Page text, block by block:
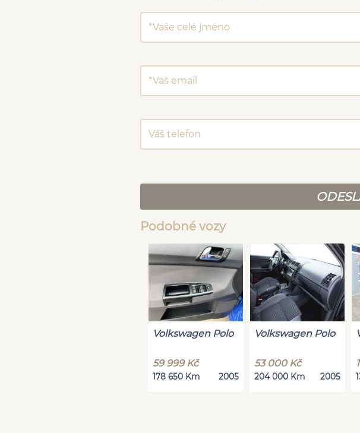
Podobné vozy
Volkswagen Polo
59 999 Kč
178 650 Km 2005
Volkswagen Polo
53 000 Kč
204 000 Km 2005